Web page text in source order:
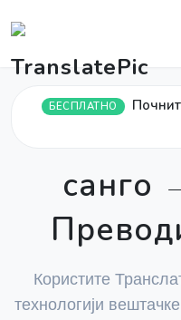
БЕСПЛАТНО
санго
Користите
технологији